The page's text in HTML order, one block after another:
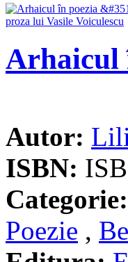
Arhaicul
Autor:
ISBN:
Categorie:
Poezie ,